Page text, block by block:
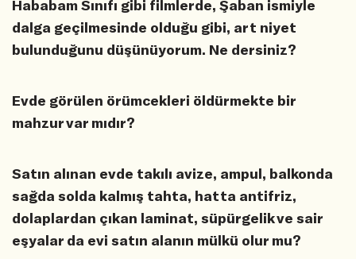
Hababam Sınıfı gibi filmlerde, Şaban ismiyle
dalga geçilmesinde olduğu gibi, art niyet
bulunduğunu düşünüyorum. Ne dersiniz?
Evde görülen örümcekleri öldürmekte bir
mahzur var mıdır?
Satın alınan evde takılı avize, ampul, balkonda
sağda solda kalmış tahta, hatta antifriz,
dolaplardan çıkan laminat, süpürgelik ve sair
eşyalar da evi satın alanın mülkü olur mu?